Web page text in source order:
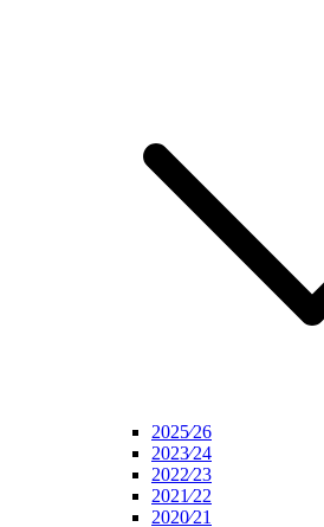
2025⁄26
2023⁄24
2022⁄23
2021⁄22
2020⁄21